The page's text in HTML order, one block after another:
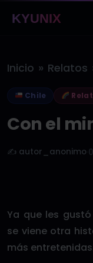
KYUNIX
Inicio » Relatos
Chile
Con el
✍️ autor_anonimo
Ya que les
se viene otra
más